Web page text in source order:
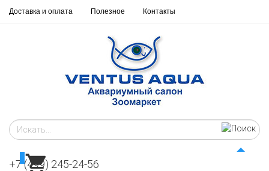
Доставка и оплата Полезное Контакты
+7 (499) 245-24-56